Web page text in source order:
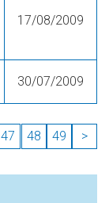
17/08/2009
30/07/2009
47 48 49 >